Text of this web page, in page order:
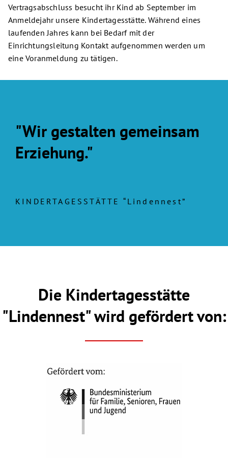
Vertragsabschluss besucht ihr Kind ab September im
Anmeldejahr unsere Kindertagesstätte. Während eines
laufenden Jahres kann bei Bedarf mit der
Einrichtungsleitung Kontakt aufgenommen werden um
eine Voranmeldung zu tätigen.
"Wir gestalten gemeinsam
Erziehung."
KINDERTAGESSTÄTTE “Lindennest”
Die Kindertagesstätte
"Lindennest" wird gefördert von: